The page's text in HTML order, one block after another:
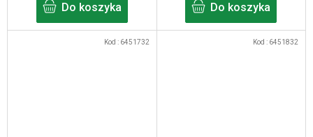
Do koszyka Do koszyka
Kod : 6451732 Kod : 6451832